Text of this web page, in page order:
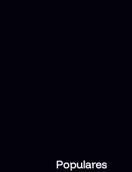
Populares